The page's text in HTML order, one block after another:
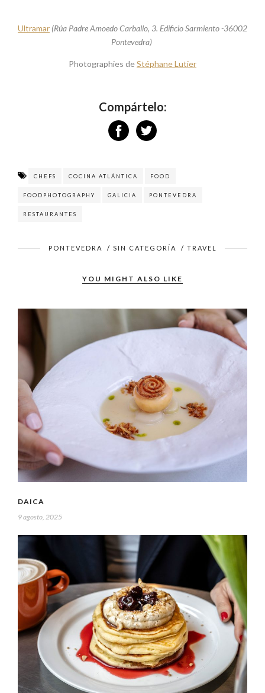
Ultramar (Rúa Padre Amoedo Carballo, 3. Edificio Sarmiento -36002
Pontevedra)
Photographies deStéphane Lutier
Compártelo:
CHEFS COCINA ATLÁNTICA FOOD
FOODPHOTOGRAPHY GALICIA PONTEVEDRA
RESTAURANTES
PONTEVEDRA / SIN CATEGORÍA / TRAVEL
YOU MIGHT ALSO LIKE
DAICA
9 agosto, 2025